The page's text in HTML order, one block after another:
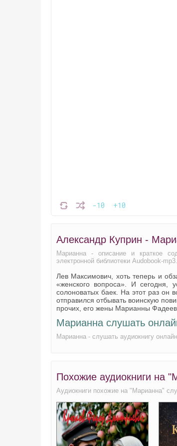
-10 +10
Александр Куприн -
Марианна - описание и краткое
электронной библиотеки Audobook-
Лев Максимович, хоть теперь и
«женского вопроса». И сегодня,
солоноватых баек. На этот раз он
отправился отбывать воинскую
прочих, его жены Марианны
Марианна слушать
Марианна - слушать аудиокнигу
Похожие аудиокниги на
Аудиокниги похожие на "Марианна"